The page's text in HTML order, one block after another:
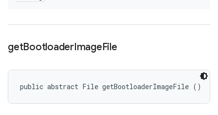
getBootloaderImageFile
public abstract File getBootloaderImageFile ()